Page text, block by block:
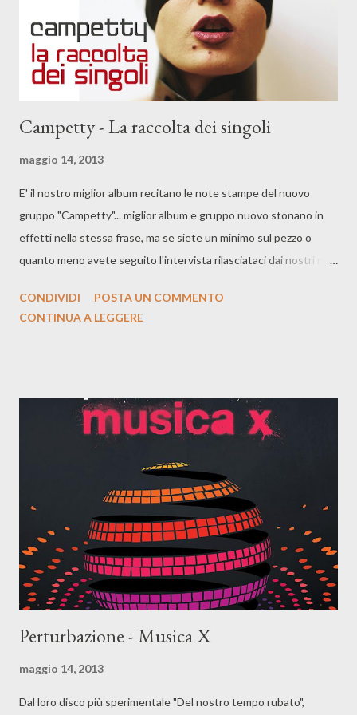
Campetty - La raccolta dei singoli
maggio 14, 2013
E' il nostro miglior album recitano le note stampe del nuovo
gruppo "Campetty"... miglior album e gruppo nuovo stonano in
effetti nella stessa frase, ma se siete un minimo sul pezzo o
quanto meno avete seguito l'intervista rilasciataci dai nostri nei
sono più cantava Vasco Brondi, ma neanche i Csi a dirla tutta e
band, "è il nostro miglior album"... appunto.. Noi a dire il vero non
sappiamo se lo sia effettivamente, perchè ci piacevano e non
poco i lavori fatti dai fratelli Campetti come Edwood ed abbiamo
apprezzato a dismisura il passaggio all'italiano come Intercity,
quindi si innesta in noi una questione quasi...
CONDIVIDI
POSTA UN COMMENTO
CONTINUA A LEGGERE
Perturbazione - Musica X
maggio 14, 2013
Dal loro disco più sperimentale "Del nostro tempo rubato",